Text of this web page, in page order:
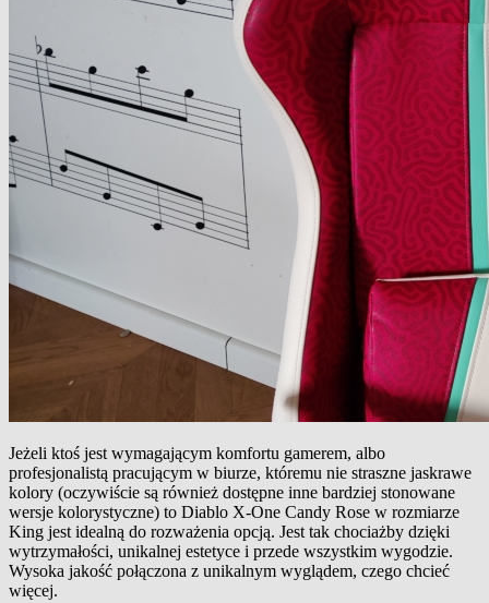
Jeżeli ktoś jest wymagającym komfortu gamerem, albo
profesjonalistą pracującym w biurze, któremu nie straszne jaskrawe
kolory (oczywiście są również dostępne inne bardziej stonowane
wersje kolorystyczne) to Diablo X-One Candy Rose w rozmiarze
King jest idealną do rozważenia opcją. Jest tak chociażby dzięki
wytrzymałości, unikalnej estetyce i przede wszystkim wygodzie.
Wysoka jakość połączona z unikalnym wyglądem, czego chcieć
więcej.